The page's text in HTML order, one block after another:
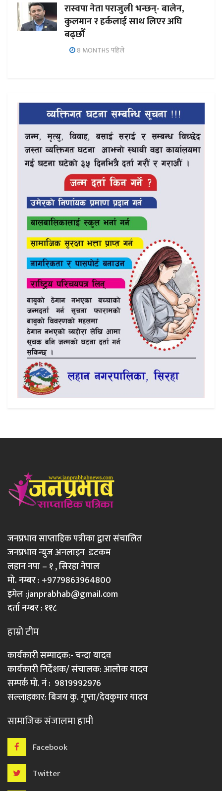
रास्वपा नेता पराजुली भन्छन्- बालेन,
कुलमान र हर्कलाई साथ लिएर अघि
बढ्छौँ
8 MONTHS पहिले
जनप्रभाव साप्ताहिक पत्रीका द्वारा संचालित
जनप्रभाव न्युज अनलाइन डटकम
लहान नपा – १ , सिरहा नेपाल
मो. नम्बर : +9779863964800
इमेल :janprabhab@gmail.com
दर्ता नम्बर : ११८
हाम्रो टीम
कार्यकारी सम्पादक:- चन्दा यादव
कार्यकारी निर्देशक/ संचालक: आलोक यादव
सम्पर्क मो. नं : 9819992976
सल्लाहकार: बिजय कु. गुप्ता/देवकुमार यादव
सामाजिक संजालमा हामी
Facebook
Twitter